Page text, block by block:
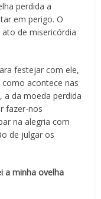
perdida a
em perigo. O
de misericórdia
festejar com ele,
acontece nas
a da moeda perdida
fazer-nos
na alegria com
de julgar os
a minha ovelha